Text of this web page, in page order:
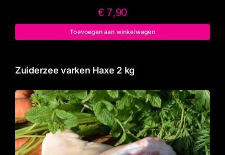
€7,90
Toevoegen aan winkelwagen
Zuiderzee varken Haxe 2 kg